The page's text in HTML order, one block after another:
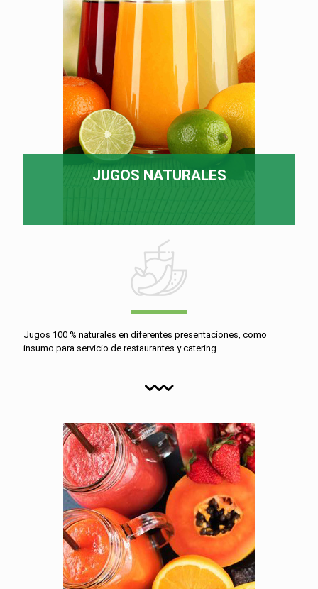
JUGOS NATURALES
Jugos 100 % naturales en diferentes presentaciones, como
insumo para servicio de restaurantes y catering.